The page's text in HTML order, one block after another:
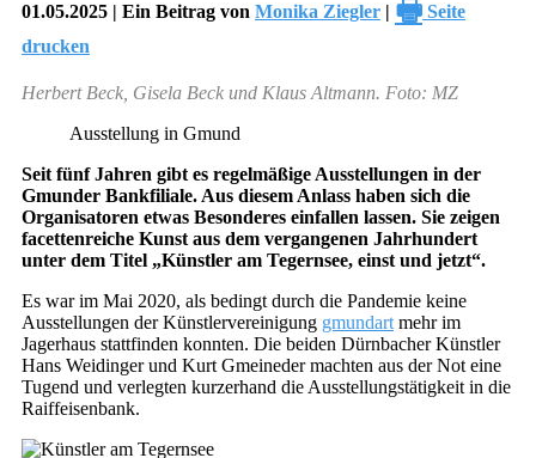
01.05.2025 | Ein Beitrag von Monika Ziegler | 🖶 Seite
drucken
Herbert Beck, Gisela Beck und Klaus Altmann. Foto: MZ
Ausstellung in Gmund
Seit fünf Jahren gibt es regelmäßige Ausstellungen in der
Gmunder Bankfiliale. Aus diesem Anlass haben sich die
Organisatoren etwas Besonderes einfallen lassen. Sie zeigen
facettenreiche Kunst aus dem vergangenen Jahrhundert
unter dem Titel „Künstler am Tegernsee, einst und jetzt“.
Es war im Mai 2020, als bedingt durch die Pandemie keine
Ausstellungen der Künstlervereinigung gmundart mehr im
Jagerhaus stattfinden konnten. Die beiden Dürnbacher Künstler
Hans Weidinger und Kurt Gmeineder machten aus der Not eine
Tugend und verlegten kurzerhand die Ausstellungstätigkeit in die
Raiffeisenbank.